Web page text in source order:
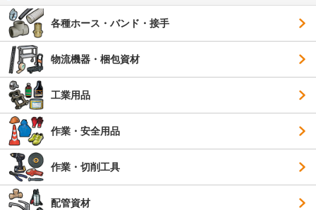
各種ホース・バンド・接手
物流機器・梱包資材
工業用品
作業・安全用品
作業・切削工具
配管資材